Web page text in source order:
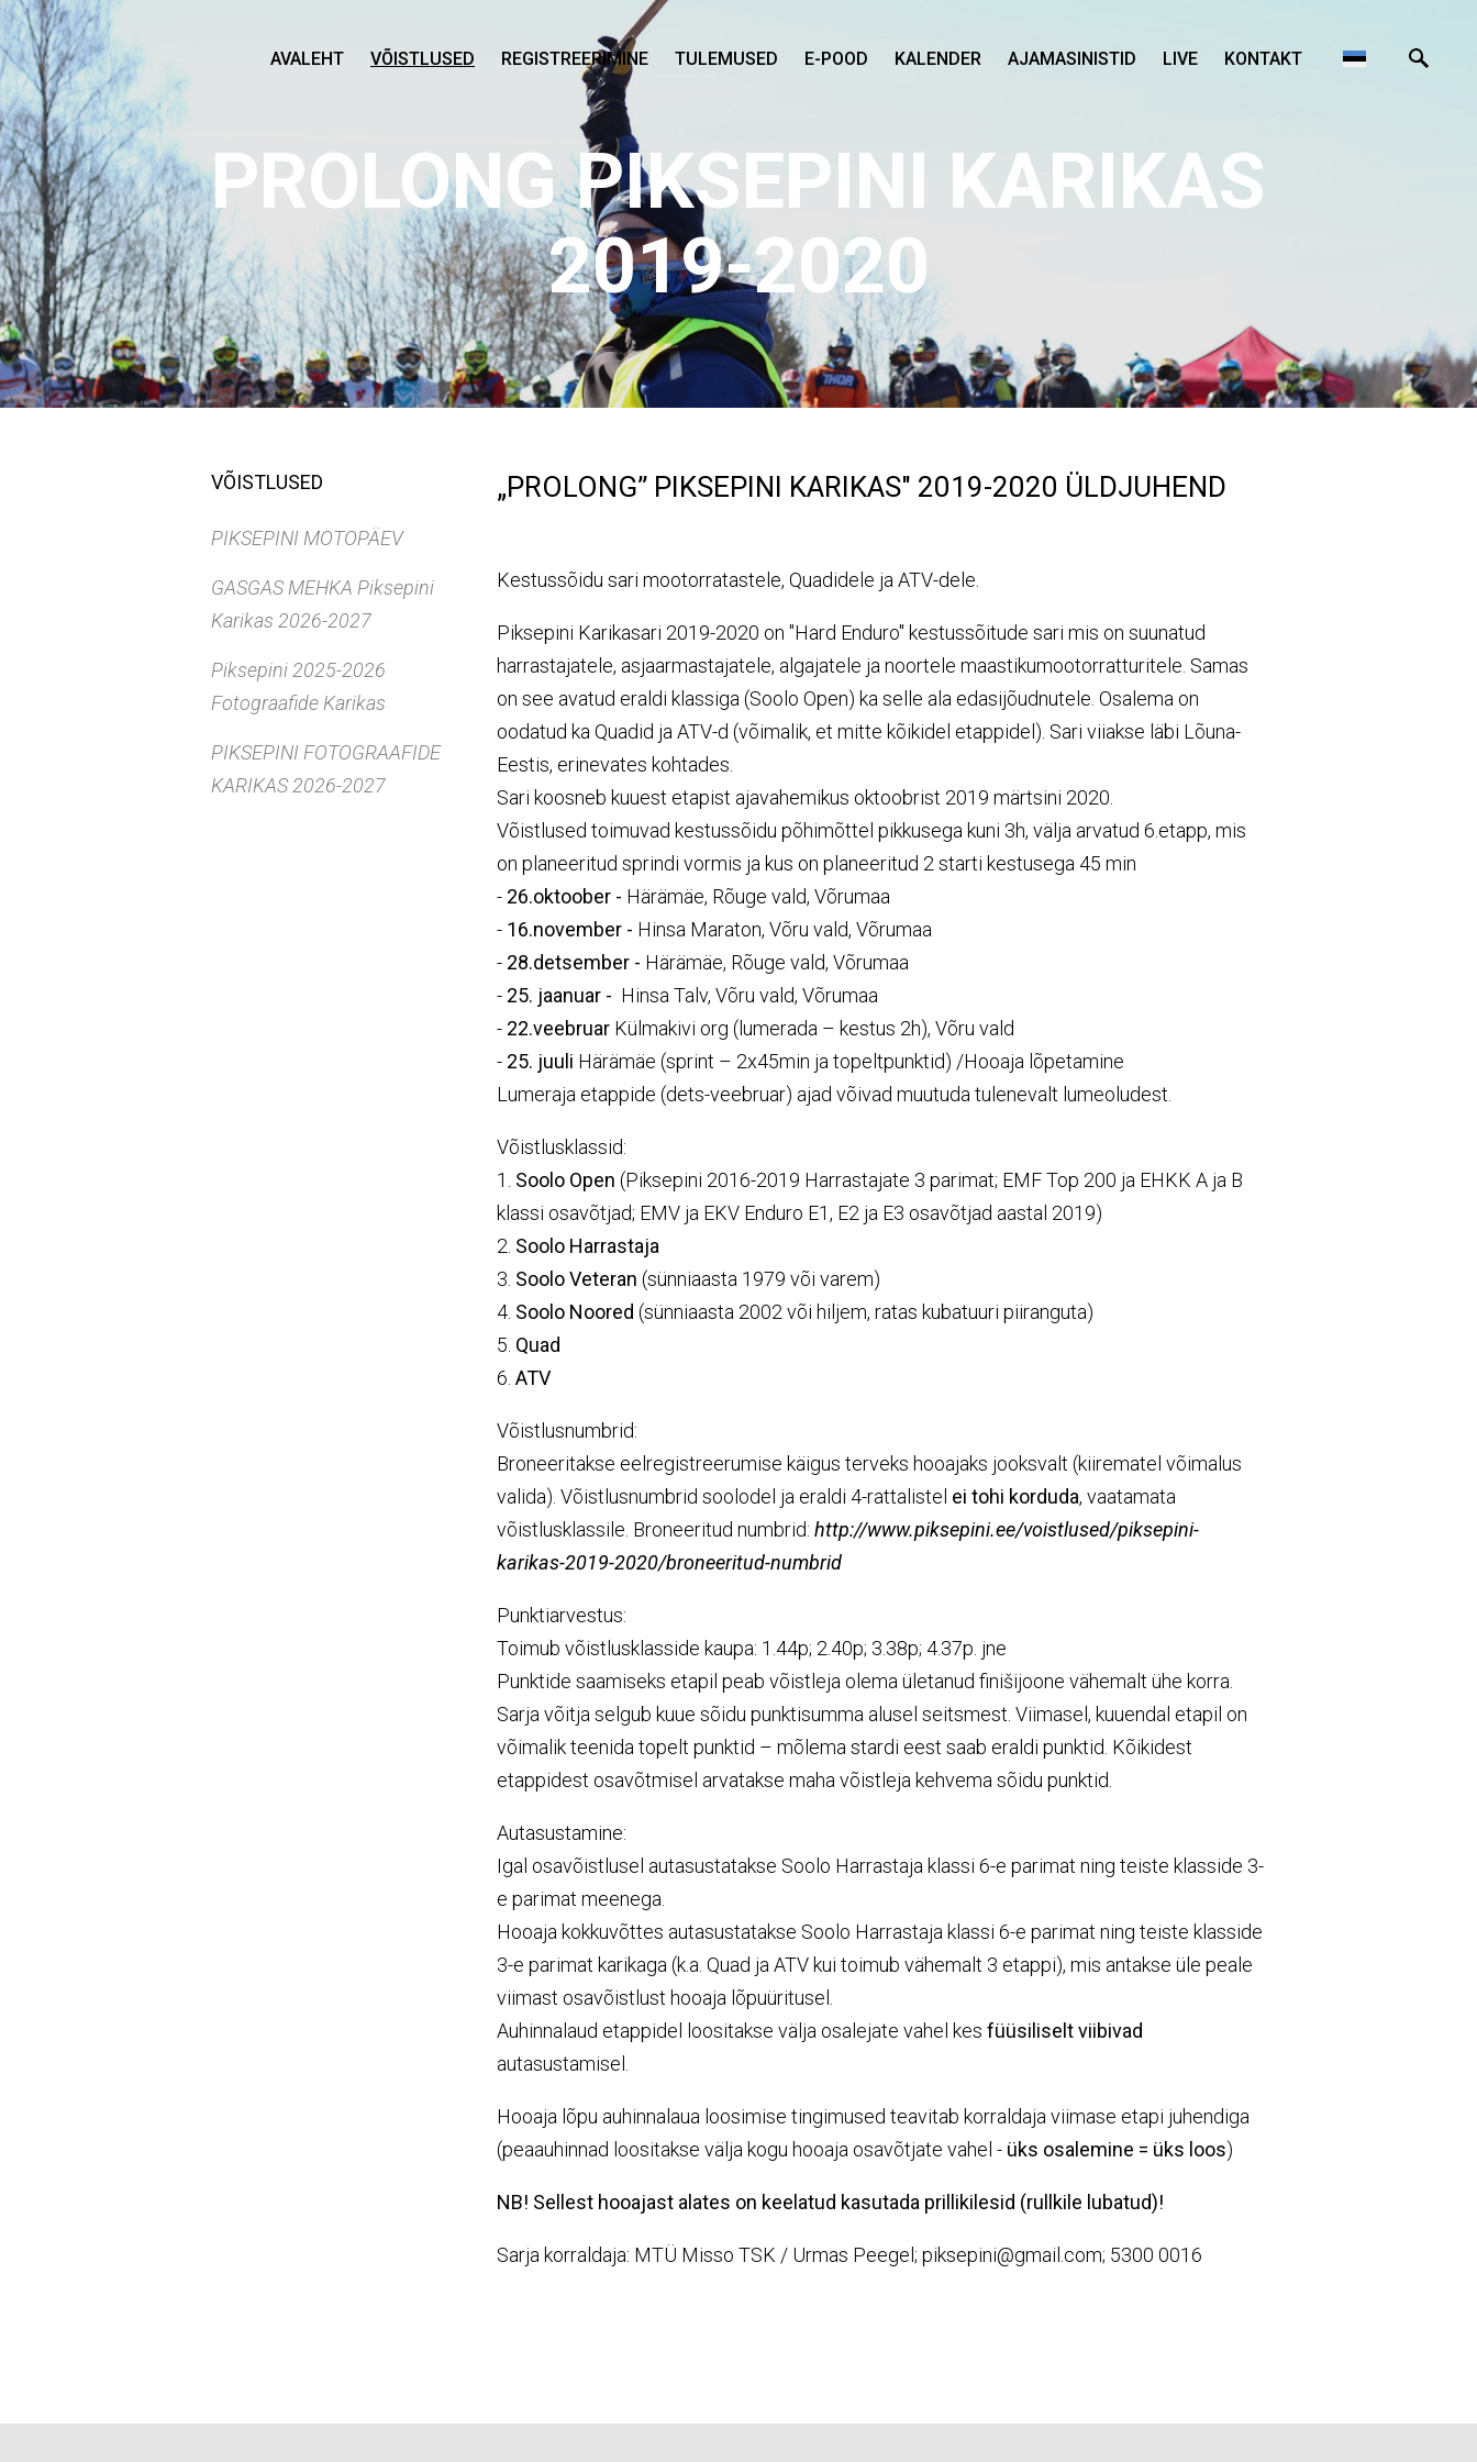
AVALEHT VÕISTLUSED REGISTREERIMINE TULEMUSED E-POOD KALENDER AJAMASINISTID LIVE KONTAKT
PROLONG PIKSEPINI KARIKAS
2019-2020
VÕISTLUSED
PIKSEPINI MOTOPÄEV
GASGAS MEHKA Piksepini
Karikas 2026-2027
Piksepini 2025-2026
Fotograafide Karikas
PIKSEPINI FOTOGRAAFIDE
KARIKAS 2026-2027
„PROLONG” PIKSEPINI KARIKAS" 2019-2020 ÜLDJUHEND
Kestussõidu sari mootorratastele, Quadidele ja ATV-dele.
Piksepini Karikasari 2019-2020 on "Hard Enduro" kestussõitude sari mis on suunatud
harrastajatele, asjaarmastajatele, algajatele ja noortele maastikumootorratturitele. Samas
on see avatud eraldi klassiga (Soolo Open) ka selle ala edasijõudnutele. Osalema on
oodatud ka Quadid ja ATV-d (võimalik, et mitte kõikidel etappidel). Sari viiakse läbi Lõuna-
Eestis, erinevates kohtades.
Sari koosneb kuuest etapist ajavahemikus oktoobrist 2019 märtsini 2020.
Võistlused toimuvad kestussõidu põhimõttel pikkusega kuni 3h, välja arvatud 6.etapp, mis
on planeeritud sprindi vormis ja kus on planeeritud 2 starti kestusega 45 min
- 26.oktoober - Härämäe, Rõuge vald, Võrumaa
- 16.november - Hinsa Maraton, Võru vald, Võrumaa
- 28.detsember - Härämäe, Rõuge vald, Võrumaa
- 25. jaanuar - Hinsa Talv, Võru vald, Võrumaa
- 22.veebruar Külmakivi org (lumerada – kestus 2h), Võru vald
- 25. juuli Härämäe (sprint – 2x45min ja topeltpunktid) /Hooaja lõpetamine
Lumeraja etappide (dets-veebruar) ajad võivad muutuda tulenevalt lumeoludest.
Võistlusklassid:
1. Soolo Open (Piksepini 2016-2019 Harrastajate 3 parimat; EMF Top 200 ja EHKK A ja B
klassi osavõtjad; EMV ja EKV Enduro E1, E2 ja E3 osavõtjad aastal 2019)
2. Soolo Harrastaja
3. Soolo Veteran (sünniaasta 1979 või varem)
4. Soolo Noored (sünniaasta 2002 või hiljem, ratas kubatuuri piiranguta)
5. Quad
6. ATV
Võistlusnumbrid:
Broneeritakse eelregistreerumise käigus terveks hooajaks jooksvalt (kiirematel võimalus
valida). Võistlusnumbrid soolodel ja eraldi 4-rattalistel ei tohi korduda, vaatamata
võistlusklassile. Broneeritud numbrid: http://www.piksepini.ee/voistlused/piksepini-
karikas-2019-2020/broneeritud-numbrid
Punktiarvestus:
Toimub võistlusklasside kaupa: 1.44p; 2.40p; 3.38p; 4.37p. jne
Punktide saamiseks etapil peab võistleja olema ületanud finišijoone vähemalt ühe korra.
Sarja võitja selgub kuue sõidu punktisumma alusel seitsmest. Viimasel, kuuendal etapil on
võimalik teenida topelt punktid – mõlema stardi eest saab eraldi punktid. Kõikidest
etappidest osavõtmisel arvatakse maha võistleja kehvema sõidu punktid.
Autasustamine:
Igal osavõistlusel autasustatakse Soolo Harrastaja klassi 6-e parimat ning teiste klasside 3-
e parimat meenega.
Hooaja kokkuvõttes autasustatakse Soolo Harrastaja klassi 6-e parimat ning teiste klasside
3-e parimat karikaga (k.a. Quad ja ATV kui toimub vähemalt 3 etappi), mis antakse üle peale
viimast osavõistlust hooaja lõpuüritusel.
Auhinnalaud etappidel loositakse välja osalejate vahel kes füüsiliselt viibivad
autasustamisel.
Hooaja lõpu auhinnalaua loosimise tingimused teavitab korraldaja viimase etapi juhendiga
(peaauhinnad loositakse välja kogu hooaja osavõtjate vahel - üks osalemine = üks loos)
NB! Sellest hooajast alates on keelatud kasutada prillikilesid (rullkile lubatud)!
Sarja korraldaja: MTÜ Misso TSK / Urmas Peegel; piksepini@gmail.com; 5300 0016